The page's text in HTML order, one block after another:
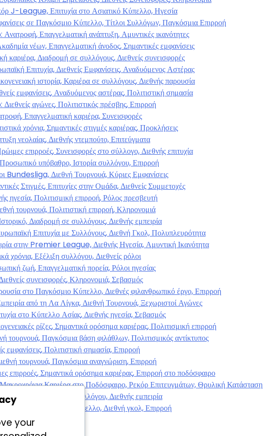
J-League, Επιτυχία στο Ασιατικό Κύπελλο, Ηγεσία
σε Παγκόσμιο Κύπελλο, Τίτλοι Συλλόγων, Παγκόσμια Επιρροή
Ανατροφή, Επαγγελματική ανάπτυξη, Αμυντικές ικανότητες
νέων, Επαγγελματική άνοδος, Σημαντικές εμφανίσεις
καριέρα, Διαδρομή σε συλλόγους, Διεθνείς συνεισφορές
Επιτυχία, Διεθνείς Εμφανίσεις, Αναδυόμενος Αστέρας
ιστορία, Καριέρα σε συλλόγους, Διεθνής παρουσία
εμφανίσεις, Αναδυόμενος αστέρας, Πολιτιστική σημασία
Διεθνείς αγώνες, Πολιτιστικός πρέσβης, Επιρροή
Επαγγελματική καριέρα, Συνεισφορές
χρόνια, Σημαντικές στιγμές καριέρας, Προκλήσεις
νεολαίας, Διεθνής ντεμπούτο, Επιτεύγματα
επιρροές, Συνεισφορές στο σύλλογο, Διεθνής επιτυχία
υπόβαθρο, Ιστορία συλλόγου, Επιρροή
Bundesliga, Διεθνή Τουρνουά, Κύριες Εμφανίσεις
Στιγμές, Επιτυχίες στην Ομάδα, Διεθνείς Συμμετοχές
ηγεσία, Πολιτισμική επιρροή, Ρόλος πρεσβευτή
τουρνουά, Πολιτιστική επιρροή, Κληρονομιά
Διαδρομή σε συλλόγους, Διεθνής εμπειρία
Επιτυχία με Συλλόγους, Διεθνή Γκολ, Πολυπλευρότητα
στην Premier League, Διεθνής Ηγεσία, Αμυντική Ικανότητα
χρόνια, Εξέλιξη συλλόγου, Διεθνείς ρόλοι
ζωή, Επαγγελματική πορεία, Ρόλοι ηγεσίας
συνεισφορές, Κληρονομιά, Σεβασμός
στο Παγκόσμιο Κύπελλο, Διεθνές φιλανθρωπικό έργο, Επιρροή
από τη Λα Λίγκα, Διεθνή Τουρνουά, Ξεχωριστοί Αγώνες
στο Κύπελλο Ασίας, Διεθνής ηγεσία, Σεβασμός
ρίζες, Σημαντικά ορόσημα καριέρας, Πολιτισμική επιρροή
τουρνουά, Παγκόσμια βάση φιλάθλων, Πολιτισμικός αντίκτυπος
εμφανίσεις, Πολιτιστική σημασία, Επιρροή
τουρνουά, Παγκόσμια αναγνώριση, Επιρροή
επιρροές, Σημαντικά ορόσημα καριέρας, Επιρροή στο ποδόσφαιρο
Καριέρα στο Ποδόσφαιρο, Ρεκόρ Επιτευγμάτων, Θρυλική Κατάσταση
Επιτυχίες συλλόγου, Διεθνής εμπειρία
στο Παγκόσμιο Κύπελλο, Διεθνή γκολ, Επιρροή
your